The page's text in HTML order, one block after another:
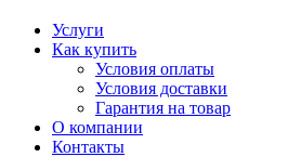
Услуги
Как купить
Условия оплаты
Условия доставки
Гарантия на товар
О компании
Контакты